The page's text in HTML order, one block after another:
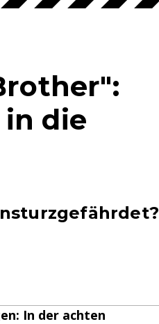
die
In der achten